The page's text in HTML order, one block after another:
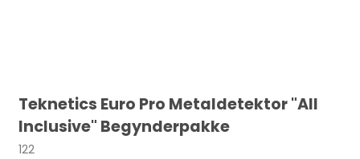
Teknetics Euro Pro Metaldetektor "All
Inclusive" Begynderpakke
122